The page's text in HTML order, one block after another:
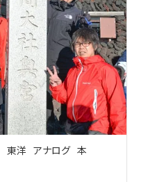
東洋 アナログ 本